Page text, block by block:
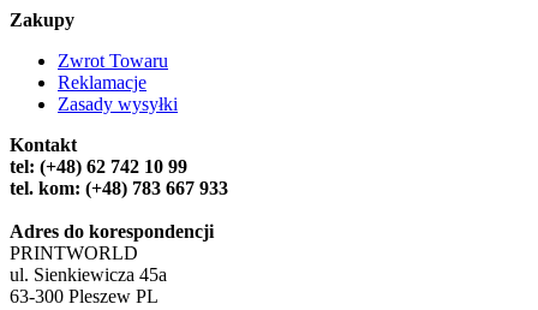
Zakupy
Zwrot Towaru
Reklamacje
Zasady wysyłki
Kontakt
tel: (+48) 62 742 10 99
tel. kom: (+48) 783 667 933
Adres do korespondencji
PRINTWORLD
ul. Sienkiewicza 45a
63-300 Pleszew PL